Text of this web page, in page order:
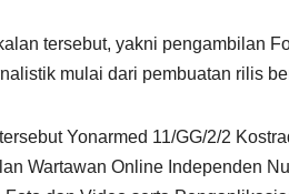
tersebut, yakni pengambilan
mulai dari pembuatan rilis
Yonarmed 11/GG/2/2
Wartawan Online Independen